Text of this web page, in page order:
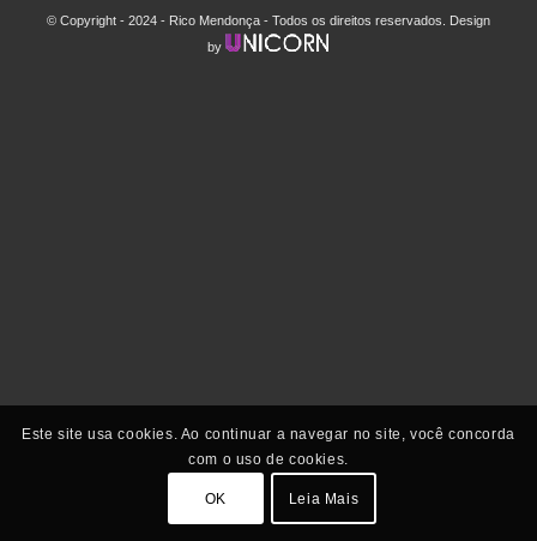
© Copyright - 2024 - Rico Mendonça - Todos os direitos reservados. Design
by
Este site usa cookies. Ao continuar a navegar no site, você concorda
com o uso de cookies.
OK Leia Mais